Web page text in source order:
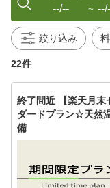
--/-- 〜
絞り込み
22件
終了間近 【楽天月
ダードプラン☆天然
備